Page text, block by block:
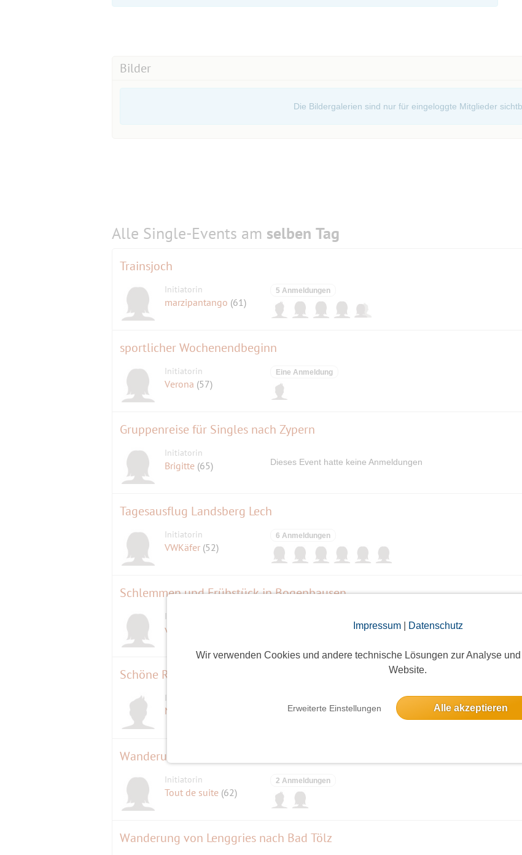
Impressum| Datenschutz
Wir verwenden Cookies und andere technische Lösungen zur Analyse
Website.
Erweiterte Einstellungen Alle akzeptieren
Bilder
Die Bildergalerien sind nur für eingeloggte Mitglieder
Alle Single-Events am selben Tag
Trainsjoch
Initiatorin
marzipantango (61)
5 Anmeldungen
sportlicher Wochenendbeginn
Initiatorin
Verona (57)
Eine Anmeldung
Gruppenreise für Singles nach Zypern
Initiatorin
Brigitte (65) Dieses Event hatte keine Anmeldungen
Tagesausflug Landsberg Lech
Initiatorin
VWKäfer (52)
6 Anmeldungen
Schlemmen und Frühstück in Bogenhausen
Initiatorin
violetta2
Initiator
Michael
Wanderung von Hammersbach zum Eibsee
Initiatorin
Tout de suite (62)
2 Anmeldungen
Wanderung von Lenggries nach Bad Tölz